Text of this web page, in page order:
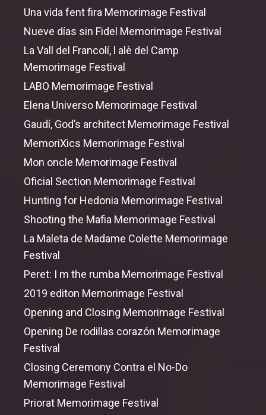
Una vida fent fira Memorimage Festival
Nueve días sin Fidel Memorimage Festival
La Vall del Francolí, l alè del Camp
Memorimage Festival
LABO Memorimage Festival
Elena Universo Memorimage Festival
Gaudí, God’s architect Memorimage Festival
MemoriXics Memorimage Festival
Mon oncle Memorimage Festival
Oficial Section Memorimage Festival
Hunting for Hedonia Memorimage Festival
Shooting the Mafia Memorimage Festival
La Maleta de Madame Colette Memorimage
Festival
Peret: I m the rumba Memorimage Festival
2019 editon Memorimage Festival
Opening and Closing Memorimage Festival
Opening De rodillas corazón Memorimage
Festival
Closing Ceremony Contra el No-Do
Memorimage Festival
Priorat Memorimage Festival